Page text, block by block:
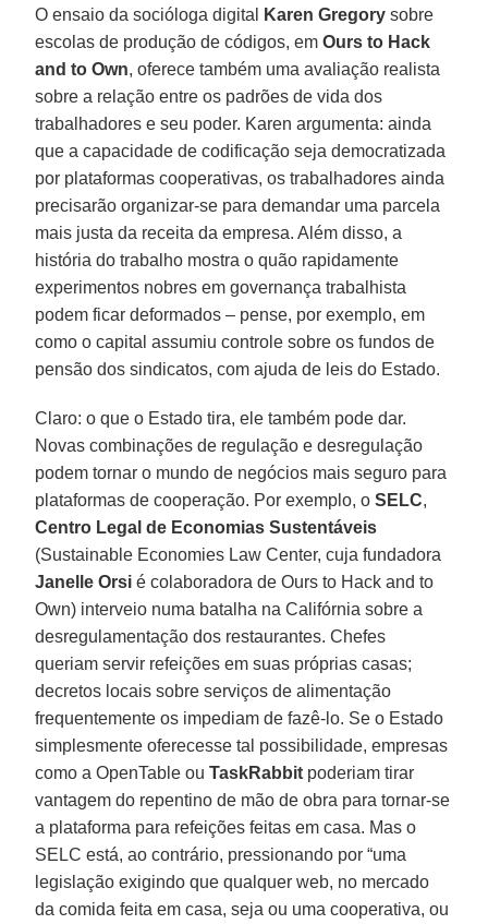
O ensaio da socióloga digital Karen Gregory sobre
escolas de produção de códigos, emOurs to Hack
and to Own, oferece também uma avaliação realista
sobre a relação entre os padrões de vida dos
trabalhadores e seu poder. Karen argumenta: ainda
que a capacidade de codificação seja democratizada
por plataformas cooperativas, os trabalhadores ainda
precisarão organizar-se para demandar uma parcela
mais justa da receita da empresa. Além disso, a
história do trabalho mostra o quão rapidamente
experimentos nobres em governança trabalhista
podem ficar deformados – pense, por exemplo, em
como o capital assumiu controle sobre os fundos de
pensão dos sindicatos, com ajuda de leis do Estado.
Claro: o que o Estado tira, ele também pode dar.
Novas combinações de regulação e desregulação
podem tornar o mundo de negócios mais seguro para
plataformas de cooperação. Por exemplo, oSELC,
Centro Legal de Economias Sustentáveis
(Sustainable Economies Law Center, cuja fundadora
Janelle Orsi é colaboradora de Ours to Hack and to
Own) interveio numa batalha na Califórnia sobre a
desregulamentação dos restaurantes. Chefes
queriam servir refeições em suas próprias casas;
decretos locais sobre serviços de alimentação
frequentemente os impediam de fazê-lo. Se o Estado
simplesmente oferecesse tal possibilidade, empresas
como a OpenTable ouTaskRabbit poderiam tirar
vantagem do repentino de mão de obra para tornar-se
a plataforma para refeições feitas em casa. Mas o
SELC está, ao contrário, pressionando por “uma
legislação exigindo que qualquer web, no mercado
da comida feita em casa, seja ou uma cooperativa, ou